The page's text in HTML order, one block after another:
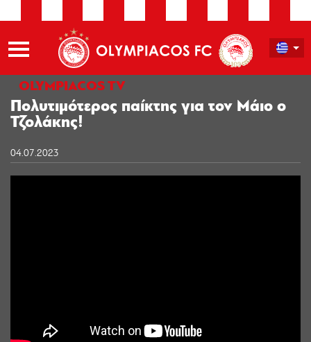
OLYMPIACOS TV
Πολυτιμότερος παίκτης για τον Μάιο ο
Τζολάκης!
04.07.2023